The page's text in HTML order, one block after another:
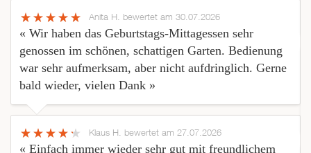
Anita H. bewertet am 30.07.2026
« Wir haben das Geburtstags-Mittagessen sehr
genossen im schönen, schattigen Garten. Bedienung
war sehr aufmerksam, aber nicht aufdringlich. Gerne
bald wieder, vielen Dank »
Klaus H. bewertet am 27.07.2026
« Einfach immer wieder sehr gut mit freundlichem